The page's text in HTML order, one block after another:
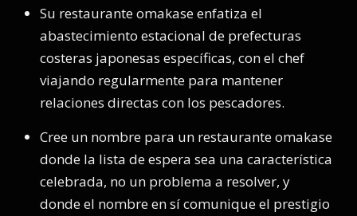
Su restaurante omakase enfatiza el
abastecimiento estacional de prefecturas
costeras japonesas específicas, con el chef
viajando regularmente para mantener
relaciones directas con los pescadores.
Cree un nombre para un restaurante omakase
donde la lista de espera sea una característica
celebrada, no un problema a resolver, y
donde el nombre en sí comunique el prestigio